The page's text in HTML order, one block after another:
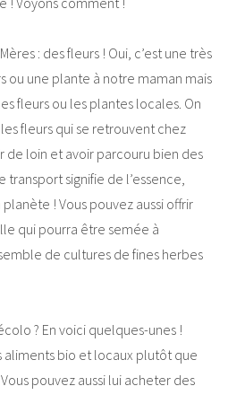
: des fleurs ! Oui, c’est une très
ou une plante à notre maman mais
fleurs ou les plantes locales. On
fleurs qui se retrouvent chez
de loin et avoir parcouru bien des
transport signifie de l’essence,
! Vous pouvez aussi offrir
qui pourra être semée à
de cultures de fines herbes
? En voici quelques-unes !
aliments bio et locaux plutôt que
pouvez aussi lui acheter des